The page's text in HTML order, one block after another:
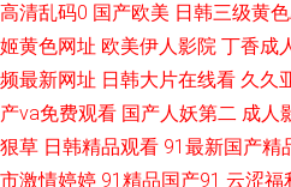
美女被黑料视频网站 91叉视频 日本加勒
洲综合色图 欧美成人和谐 国产第一页
偷抇久久三级 91视频综合大全 国产日韩
高清乱码0 国产欧美 日韩三级黄
姬黄色网址 欧美伊人影院 丁香成
频最新网址 日韩大片在线看 久久
产va免费观看 国产人妖第二 成人
狠草 日韩精品观看 91最新国产精
市激情婷婷 91精品国产91 云涩福